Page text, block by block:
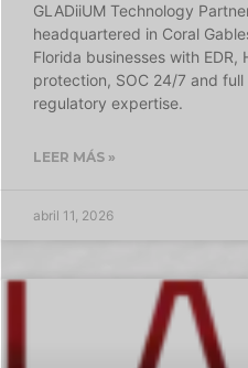
GLADiiUM Technology
headquartered in Coral
Florida businesses with EDR,
protection, SOC 24/7 and full
regulatory expertise.
LEER MÁS »
abril 11, 2026